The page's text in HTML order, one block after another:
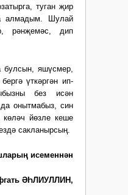
туган җир
алмадым. Шулай
рәнҗемәс, дип
яшүсмер,
үткәргән ип­
без исән
онытмабыз, син
йөзле кеше
сак­ланырсың.
исеменнән
ӘҺЛИУЛЛИН,